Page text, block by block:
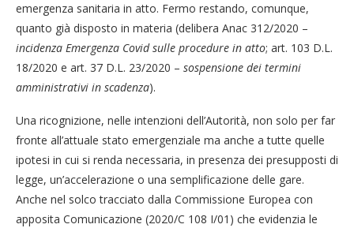
emergenza sanitaria in atto. Fermo restando, comunque,
quanto già disposto in materia (delibera Anac 312/2020 –
incidenza Emergenza Covid sulle procedure in atto; art. 103 D.L.
18/2020 e art. 37 D.L. 23/2020 – sospensione dei termini
amministrativi in scadenza).
Una ricognizione, nelle intenzioni dell’Autorità, non solo per far
fronte all’attuale stato emergenziale ma anche a tutte quelle
ipotesi in cui si renda necessaria, in presenza dei presupposti di
legge, un’accelerazione o una semplificazione delle gare.
Anche nel solco tracciato dalla Commissione Europea con
apposita Comunicazione (2020/C 108 I/01) che evidenzia le